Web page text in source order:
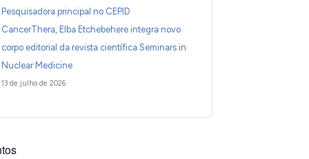
Pesquisadora principal no CEPID
CancerThera, Elba Etchebehere integra novo
corpo editorial da revista científica Seminars in
Nuclear Medicine
13 de julho de 2026